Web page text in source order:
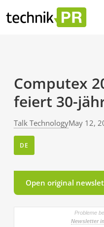
Computex
feiert 30-
Talk TechnologyMay 12,
DE
Open original